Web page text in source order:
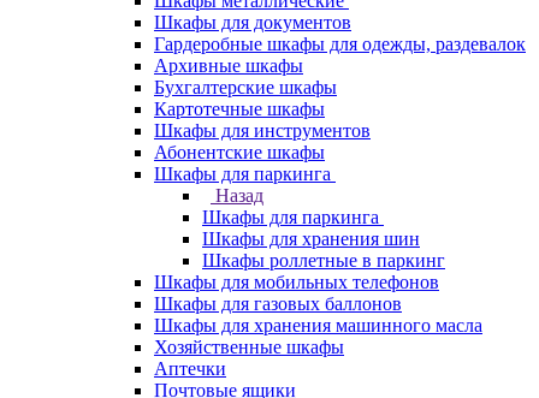
Шкафы для документов
Гардеробные шкафы для одежды, раздевалок
Архивные шкафы
Бухгалтерские шкафы
Картотечные шкафы
Шкафы для инструментов
Абонентские шкафы
Шкафы для паркинга
Назад
Шкафы для паркинга
Шкафы для хранения шин
Шкафы роллетные в паркинг
Шкафы для мобильных телефонов
Шкафы для газовых баллонов
Шкафы для хранения машинного масла
Хозяйственные шкафы
Аптечки
Почтовые ящики